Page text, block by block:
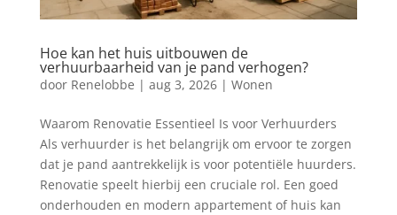
Hoe kan het huis uitbouwen de
verhuurbaarheid van je pand verhogen?
door Renelobbe | aug 3, 2026| Wonen
Waarom Renovatie Essentieel Is voor Verhuurders
Als verhuurder is het belangrijk om ervoor te zorgen
dat je pand aantrekkelijk is voor potentiële huurders.
Renovatie speelt hierbij een cruciale rol. Een goed
onderhouden en modern appartement of huis kan